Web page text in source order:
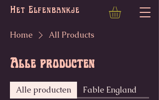
Het Elfenbankje
Home All Products
Alle producten
Alle producten Fable England